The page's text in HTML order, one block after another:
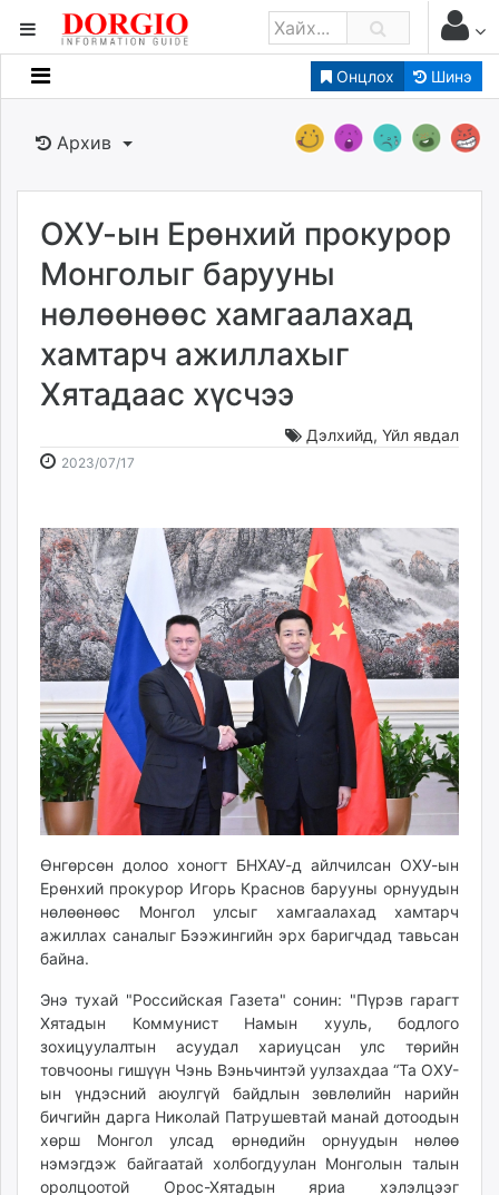
Онцлох Шинэ
Мэдээллийн
Банк санхүү
Бизнес ААН
Төрийн
dorgio.mn
Gogo.mn
news.mn
Baabar.mn
mnb.mn
Livetv.mn
Eguur.mn
24tsag.mn
shuud.mn
eagle.mn
ergelt.mn
zarig.mn
today.mn
zuv.mn
mminfo.mn
urlag.mn
unen.mn
asu.mn
shudarga.mn
shuurhai.mn
unuudur.mn
isee.mn
mglradio.com
fact.mn
itoim.mn
tumen.mn
shuum.mn
Архив
ОХУ-ын Ерөнхий прокурор
Монголыг барууны
нөлөөнөөс хамгаалахад
хамтарч ажиллахыг
Хятадаас хүсчээ
Дэлхийд, Үйл явдал
2023/07/17
08:47:40
22:49:10
Өнгөрсөн долоо хоногт БНХАУ-д айлчилсан ОХУ-ын
Ерөнхий прокурор Игорь Краснов барууны орнуудын
нөлөөнөөс Монгол улсыг хамгаалахад хамтарч
ажиллах саналыг Бээжингийн эрх баригчдад тавьсан
байна.
Энэ тухай "Российская Газета" сонин: "Пүрэв гарагт
Хятадын Коммунист Намын хууль, бодлого
зохицуулалтын асуудал хариуцсан улс төрийн
товчооны гишүүн Чэнь Вэньчинтэй уулзахдаа “Та ОХУ-
ын үндэсний аюулгүй байдлын зөвлөлийн нарийн
бичгийн дарга Николай Патрушевтай манай дотоодын
хөрш Монгол улсад өрнөдийн орнуудын нөлөө
нэмэгдэж байгаатай холбогдуулан Монголын талын
оролцоотой Орос-Хятадын яриа хэлэлцээг